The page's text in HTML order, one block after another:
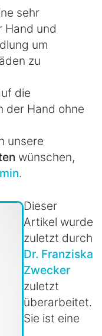
sehr
Hand und
um
zu
die
der Hand ohne
unsere
wünschen,
.
Dieser
Artikel wurde
zuletzt durch
Dr. Franziska
Zwecker
zuletzt
überarbeitet.
Sie ist eine